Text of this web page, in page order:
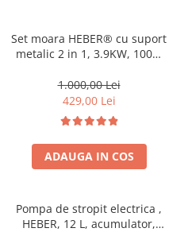
Set moara HEBER® cu suport
metalic 2 in 1, 3.9KW, 100%
macinat cereale, uruiala,
porumb boabe, stiuleti,
coceni, butuc cu 20 ciocanele,
4 site
1.000,00 Lei
429,00 Lei
ADAUGA IN COS
Pompa de stropit electrica ,
HEBER, 12 L, acumulator,